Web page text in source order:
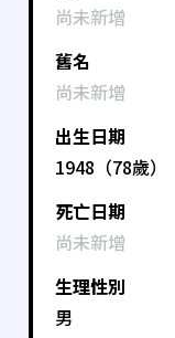
尚未新增
舊名
尚未新增
出生日期
1948（78歲）
死亡日期
尚未新增
生理性別
男